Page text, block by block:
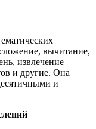
вычитание,
извлечение
и другие. Она
и